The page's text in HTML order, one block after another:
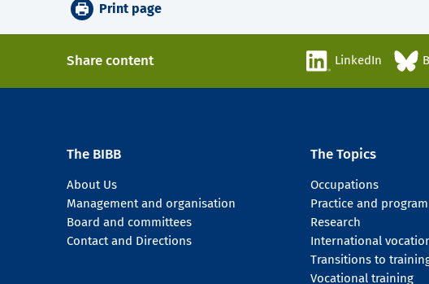
Print page
Share content LinkedIn
The BIBB
About Us
Management and organisation
Board and committees
Contact and Directions
The Topics
Occupations
Practice and
Research
International
Transitions to
Vocational training